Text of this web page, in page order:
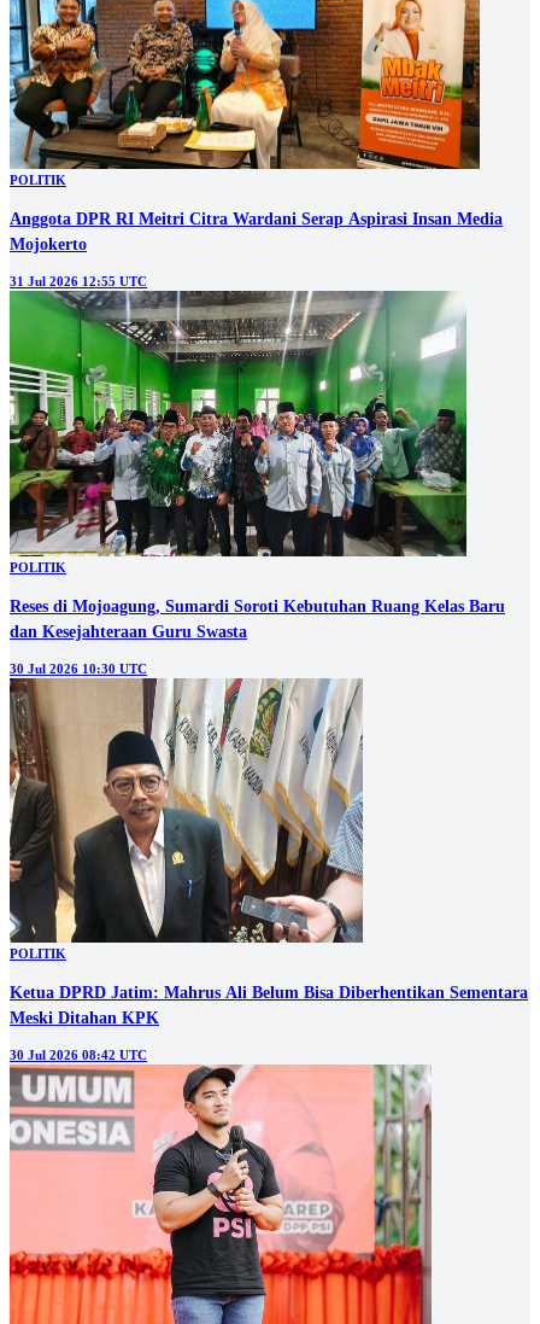
POLITIK
Anggota DPR RI Meitri Citra Wardani Serap Aspirasi Insan Media
Mojokerto
31 Jul 2026 12:55 UTC
POLITIK
Reses di Mojoagung, Sumardi Soroti Kebutuhan Ruang Kelas Baru
dan Kesejahteraan Guru Swasta
30 Jul 2026 10:30 UTC
POLITIK
Ketua DPRD Jatim: Mahrus Ali Belum Bisa Diberhentikan Sementara
Meski Ditahan KPK
30 Jul 2026 08:42 UTC